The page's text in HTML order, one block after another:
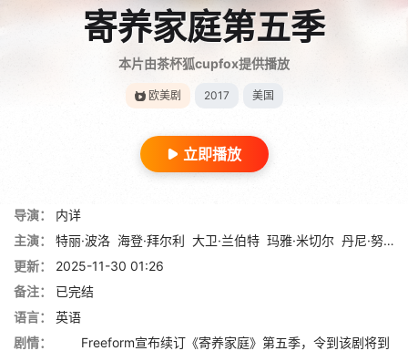
寄养家庭第五季
本片由茶杯狐cupfox提供播放
欧美剧 2017 美国
立即播放
导演：
内详
主演：
特丽·波洛 海登·拜尔利 大卫·兰伯特 玛雅·米切尔 丹尼·努齐
更新：
2025-11-30 01:26
备注：
已完结
语言：
英语
剧情：
Freeform宣布续订《寄养家庭》第五季，令到该剧将到